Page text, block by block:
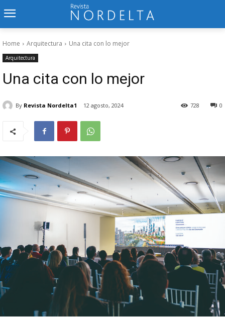
Home Arquitectura Una cita con lo mejor
Arquitectura
Una cita con lo mejor
By Revista Nordelta1 12 agosto, 2024 0
728